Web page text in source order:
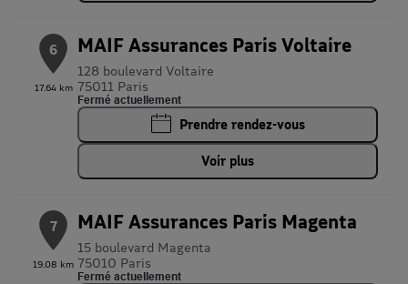
6
17.64 km
MAIF Assurances Paris Voltaire
128 boulevard Voltaire
75011 Paris
Fermé actuellement
Prendre rendez-vous
Voir plus
7
19.08 km
MAIF Assurances Paris Magenta
15 boulevard Magenta
75010 Paris
Fermé actuellement